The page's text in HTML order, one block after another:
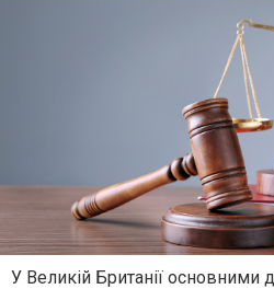
У Великій Британії